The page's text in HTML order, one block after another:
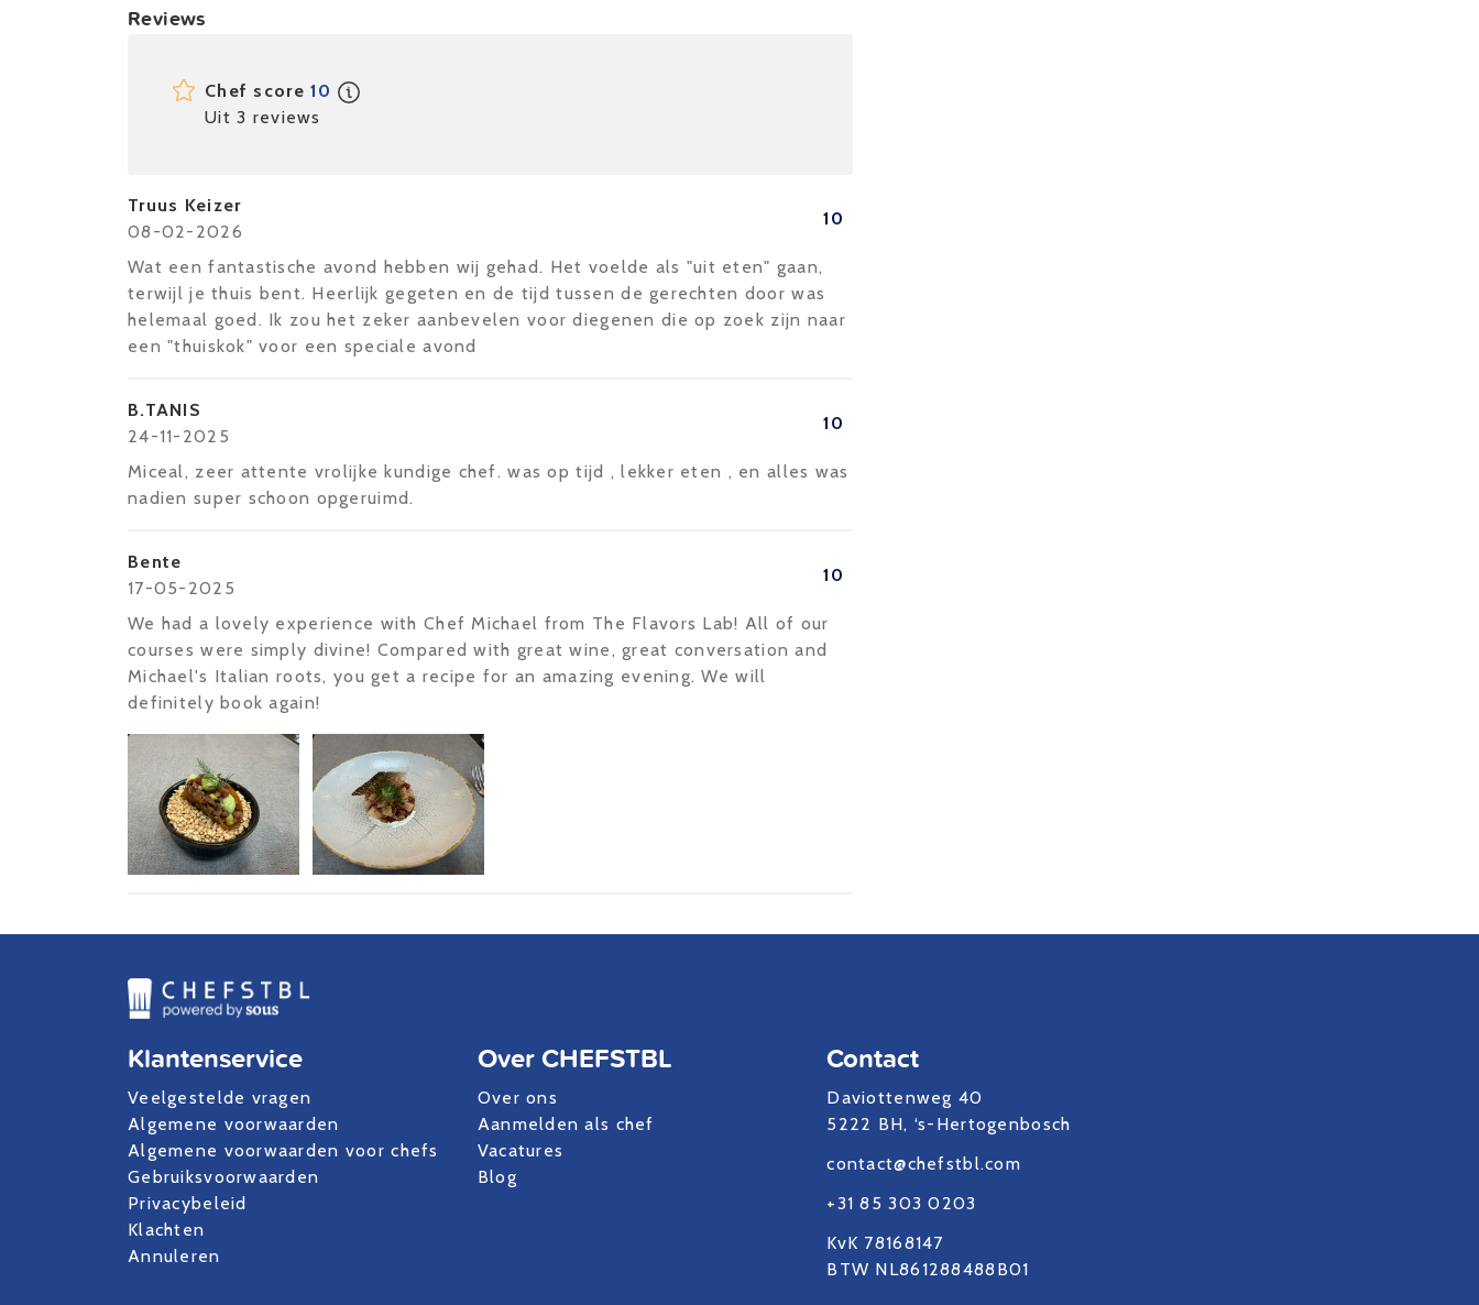
Reviews
Chef score10
Uit 3 reviews
Truus Keizer
08-02-2026
10
Wat een fantastische avond hebben wij gehad. Het voelde als "uit eten" gaan,
terwijl je thuis bent. Heerlijk gegeten en de tijd tussen de gerechten door was
helemaal goed. Ik zou het zeker aanbevelen voor diegenen die op zoek zijn naar
een "thuiskok" voor een speciale avond
B.TANIS
24-11-2025
10
Miceal, zeer attente vrolijke kundige chef. was op tijd , lekker eten , en alles was
nadien super schoon opgeruimd.
Bente
17-05-2025
10
We had a lovely experience with Chef Michael from The Flavors Lab! All of our
courses were simply divine! Compared with great wine, great conversation and
Michael's Italian roots, you get a recipe for an amazing evening. We will
definitely book again!
Klantenservice
Veelgestelde vragen
Algemene voorwaarden
Algemene voorwaarden voor chefs
Gebruiksvoorwaarden
Privacybeleid
Klachten
Annuleren
Over CHEFSTBL
Over ons
Aanmelden als chef
Vacatures
Blog
Contact
Daviottenweg 40
5222 BH, ‘s-Hertogenbosch
contact@chefstbl.com
+31 85 303 0203
KvK 78168147
BTW NL861288488B01